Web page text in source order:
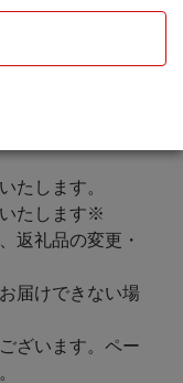
により発送時期
たします。
たします※
返礼品の変更・
届けできない場
ざいます。ペー